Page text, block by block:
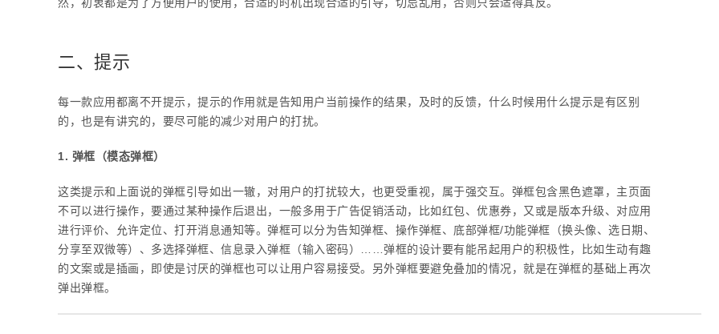
二、提示
每一款应用都离不开提示，提示的作用就是告知用户当前操作的结果，及时的反馈，什么时候用什么提示是有区别
的，也是有讲究的，要尽可能的减少对用户的打扰。
1. 弹框（模态弹框）
这类提示和上面说的弹框引导如出一辙，对用户的打扰较大，也更受重视，属于强交互。弹框包含黑色遮罩，主页面
不可以进行操作，要通过某种操作后退出，一般多用于广告促销活动，比如红包、优惠券，又或是版本升级、对应用
进行评价、允许定位、打开消息通知等。弹框可以分为告知弹框、操作弹框、底部弹框/功能弹框（换头像、选日期、
分享至双微等）、多选择弹框、信息录入弹框（输入密码）……弹框的设计要有能吊起用户的积极性，比如生动有趣
的文案或是插画，即使是讨厌的弹框也可以让用户容易接受。另外弹框要避免叠加的情况，就是在弹框的基础上再次
弹出弹框。